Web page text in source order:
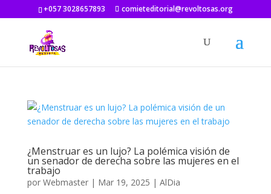
+057 3028657893 comieteditorial@revoltosas.org
¿Menstruar es un lujo? La polémica visión de
un senador de derecha sobre las mujeres en el
trabajo
por Webmaster| Mar 19, 2025 | AlDia